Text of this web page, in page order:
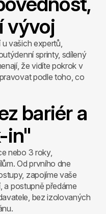
vývoj
vašich expertů,
sprinty, sdílený
že vidíte pokrok v
podle toho, co
bariér a
in"
nebo 3 roky,
Od prvního dne
zapojíme vaše
a postupně předáme
bez izolovaných